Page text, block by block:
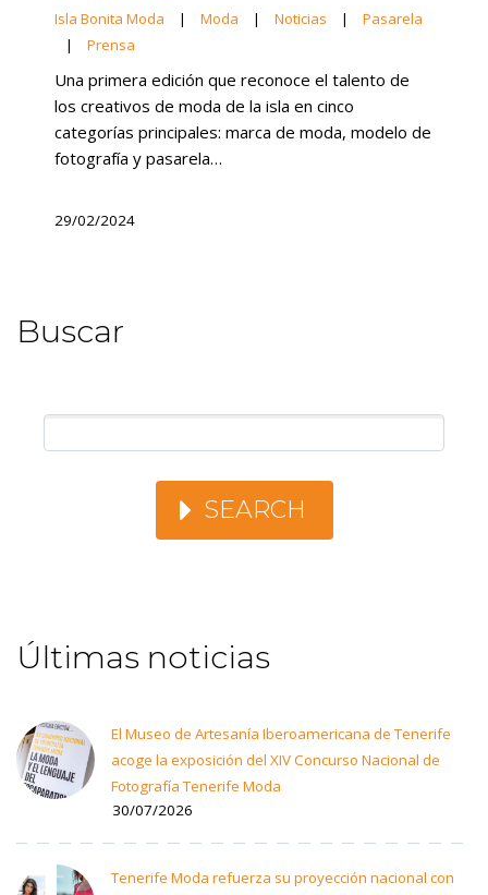
Isla Bonita Moda | Moda | Noticias |
Pasarela
|
Prensa
Una primera edición que reconoce el talento de
los creativos de moda de la isla en cinco
categorías principales: marca de moda, modelo de
fotografía y pasarela…
29/02/2024
Buscar
SEARCH
Últimas noticias
El Museo de Artesanía Iberoamericana de Tenerife
acoge la exposición del XIV Concurso Nacional de
Fotografía Tenerife Moda
30/07/2026
Tenerife Moda refuerza su proyección nacional con